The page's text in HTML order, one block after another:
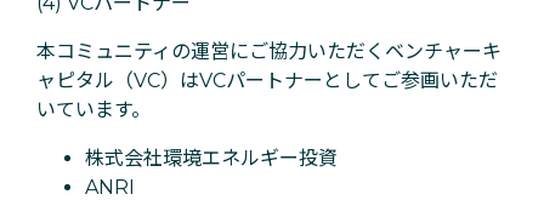
本コミュニティの運営にご協力いただくベンチャーキ
ャピタル（VC）はVCパートナーとしてご参画いただ
いています。
株式会社環境エネルギー投資
ANRI